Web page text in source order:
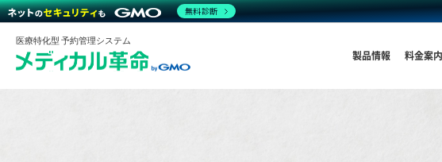
医療特化型 予約管理システム
製品情報 料金案内
無料診断